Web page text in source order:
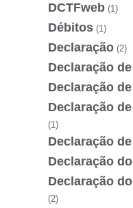
DCTFweb (1)
Débitos (1)
Declaração (2)
Declaração
Declaração
Declaração
(1)
Declaração
Declaração
Declaração
(2)